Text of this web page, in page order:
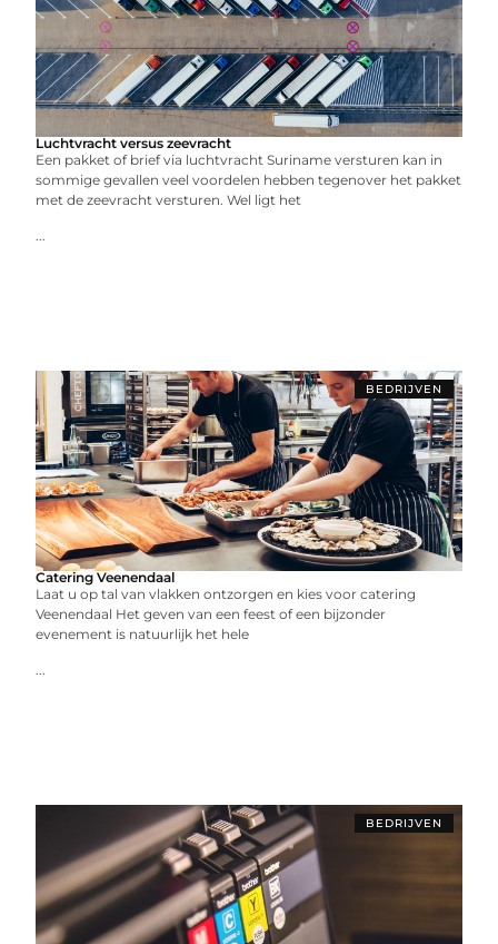
Luchtvracht versus zeevracht
Een pakket of brief via luchtvracht Suriname versturen kan in
sommige gevallen veel voordelen hebben tegenover het pakket
met de zeevracht versturen. Wel ligt het
...
BEDRIJVEN
Catering Veenendaal
Laat u op tal van vlakken ontzorgen en kies voor catering
Veenendaal Het geven van een feest of een bijzonder
evenement is natuurlijk het hele
...
BEDRIJVEN